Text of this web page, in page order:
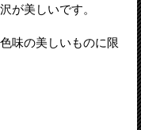
が美しいです。
味の美しいものに限